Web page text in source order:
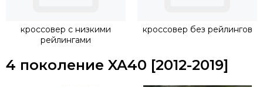
кроссовер с низкими
рейлингами
кроссовер без рейлингов
4 поколение XA40 [2012-2019]